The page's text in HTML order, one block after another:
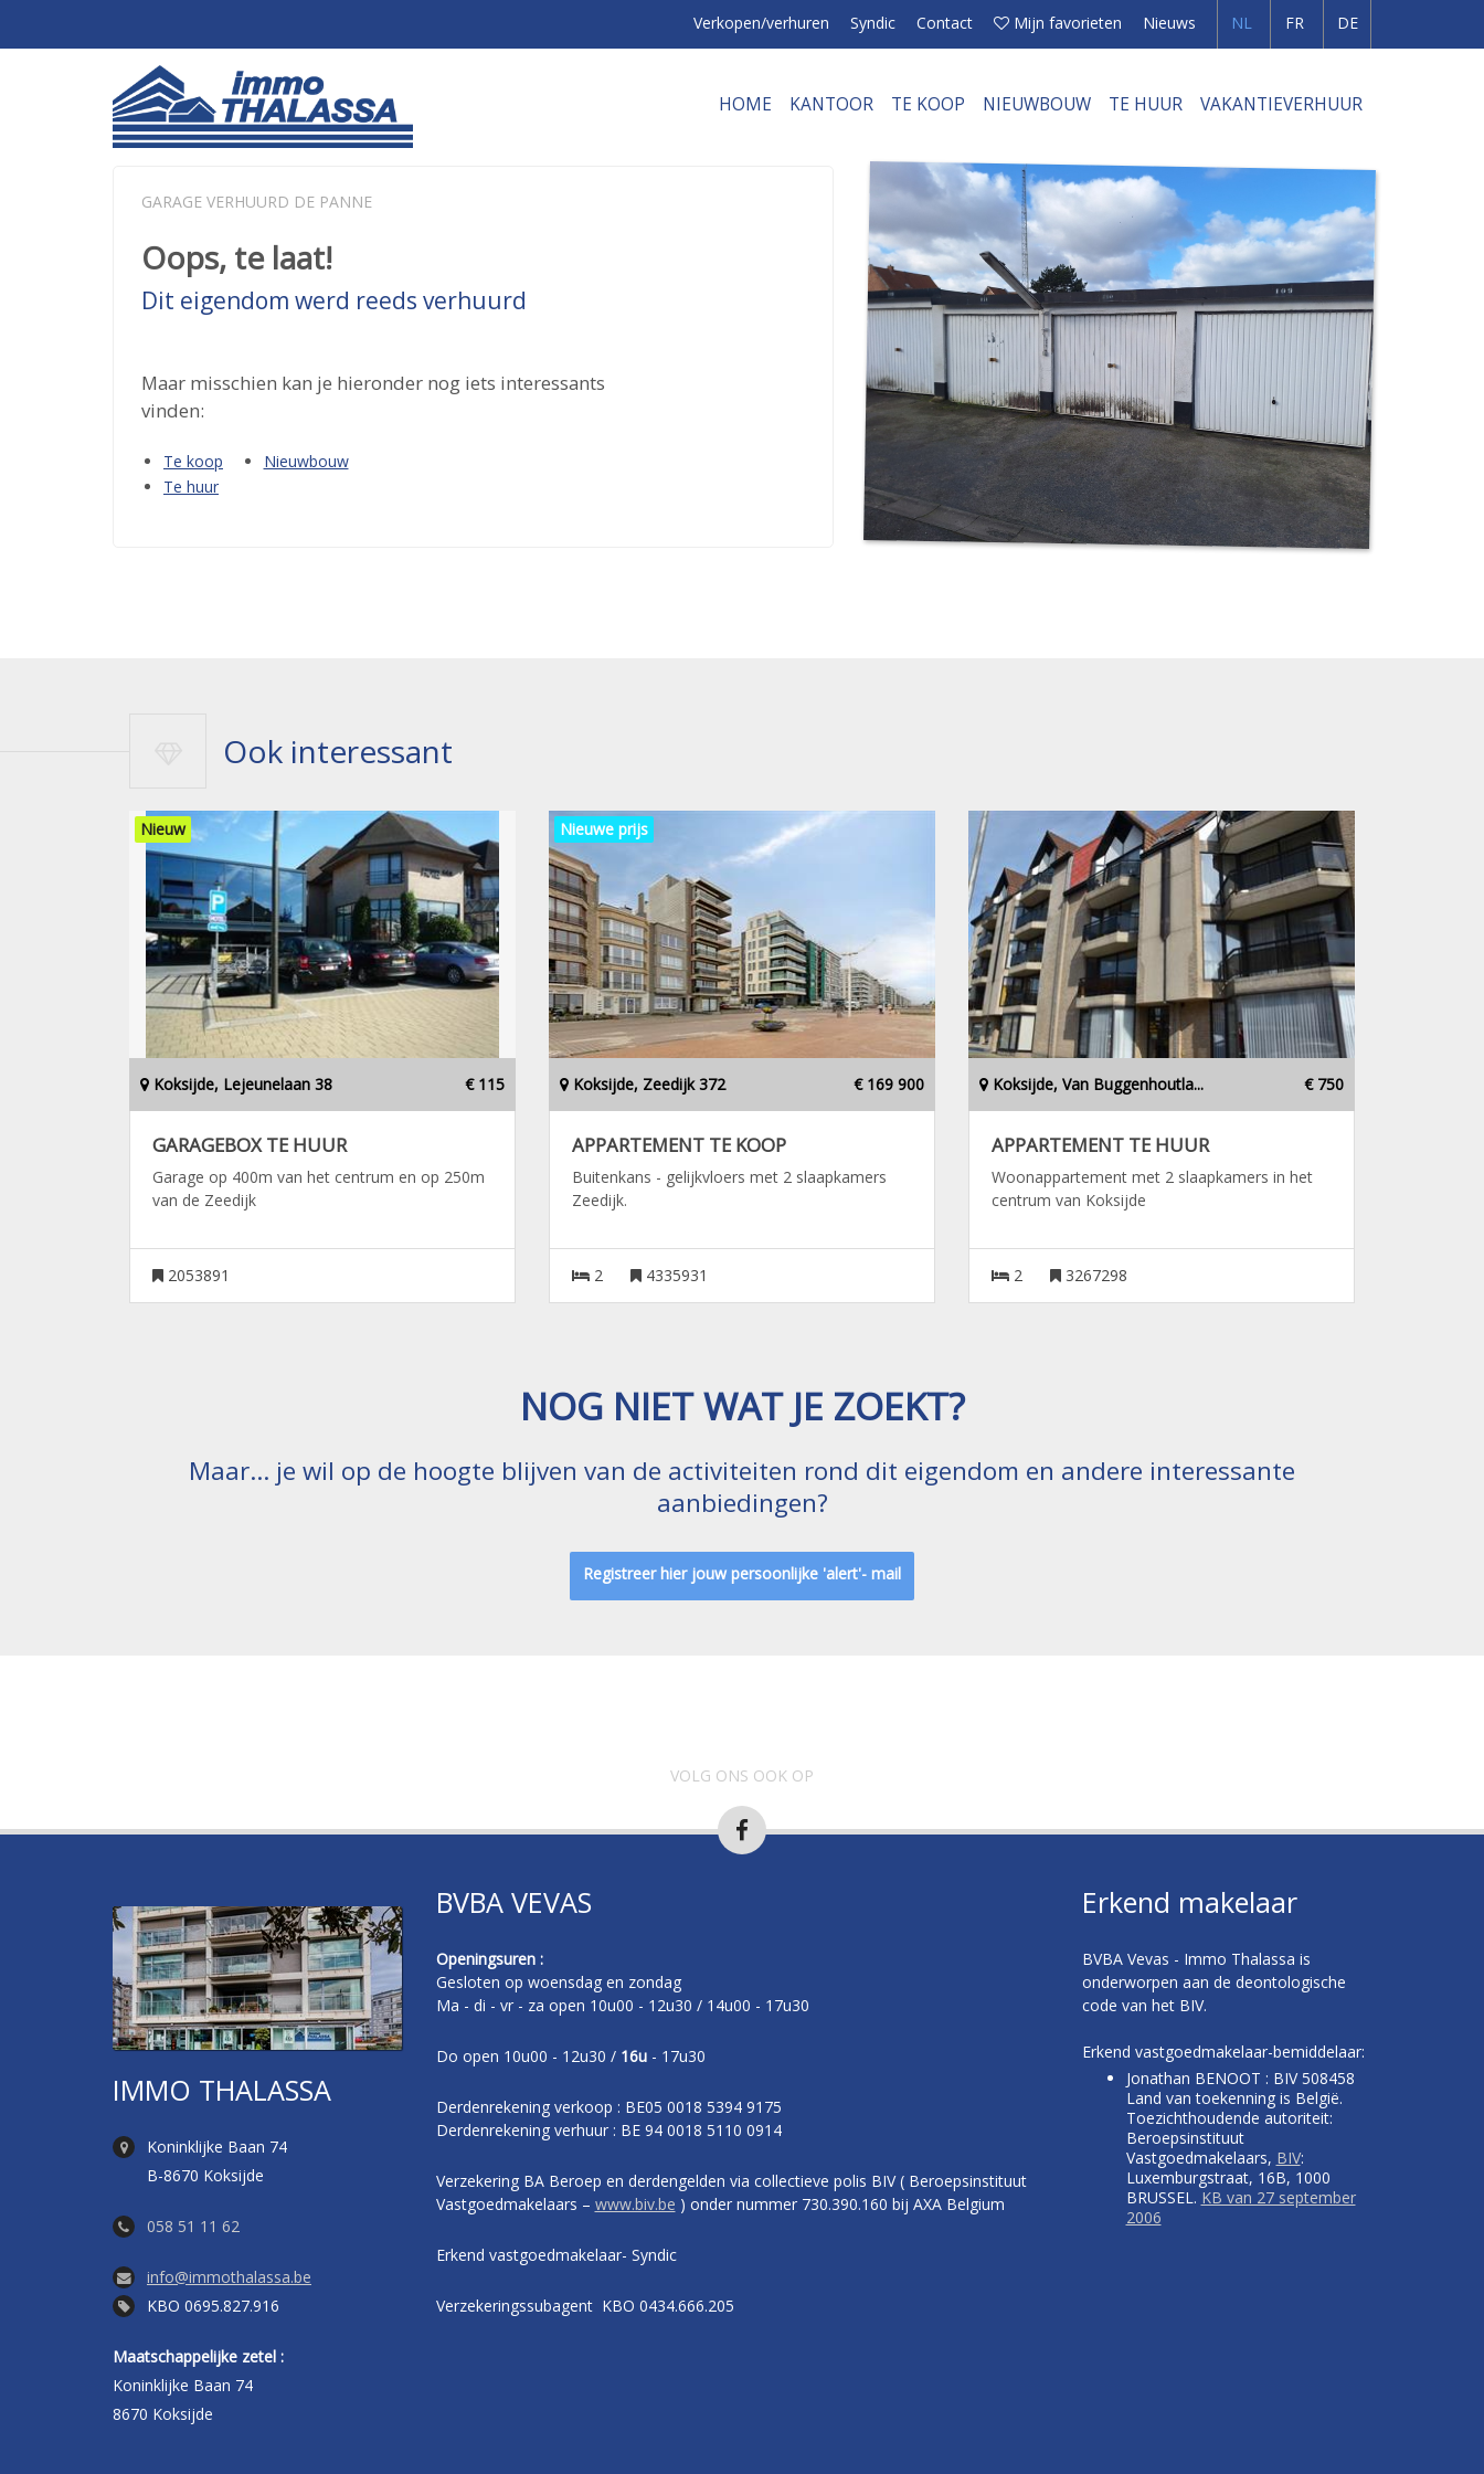
Verkopen/verhuren Syndic Contact Mijn favorieten Nieuws NL FR DE
HOME KANTOOR TE KOOP NIEUWBOUW TE HUUR VAKANTIEVERHUUR
GARAGE VERHUURD DE PANNE
Oops, te laat!
Dit eigendom werd reeds verhuurd
Maar misschien kan je hieronder nog iets interessants
vinden:
Te koop
Nieuwbouw
Te huur
Ook interessant
Nieuw
Koksijde, Lejeunelaan 38 € 115
GARAGEBOX TE HUUR
Garage op 400m van het centrum en op 250m
van de Zeedijk
2053891
Nieuwe prijs
Koksijde, Zeedijk 372 € 169 900
APPARTEMENT TE KOOP
Buitenkans - gelijkvloers met 2 slaapkamers
Zeedijk.
2 4335931
Koksijde, Van Buggenhoutla... € 750
APPARTEMENT TE HUUR
Woonappartement met 2 slaapkamers in het
centrum van Koksijde
2 3267298
NOG NIET WAT JE ZOEKT?
Maar... je wil op de hoogte blijven van de activiteiten rond dit eigendom en andere interessante
aanbiedingen?
Registreer hier jouw persoonlijke 'alert'- mail
VOLG ONS OOK OP
IMMO THALASSA
Koninklijke Baan 74
B-8670 Koksijde
058 51 11 62
info@immothalassa.be
KBO 0695.827.916
Maatschappelijke zetel :
Koninklijke Baan 74
8670 Koksijde
BVBA VEVAS
Openingsuren :
Gesloten op woensdag en zondag
Ma - di - vr - za open 10u00 - 12u30 / 14u00 - 17u30
Do open 10u00 - 12u30 / 16u - 17u30
Derdenrekening verkoop : BE05 0018 5394 9175
Derdenrekening verhuur : BE 94 0018 5110 0914
Verzekering BA Beroep en derdengelden via collectieve polis BIV ( Beroepsinstituut
Vastgoedmakelaars – www.biv.be ) onder nummer 730.390.160 bij AXA Belgium
Erkend vastgoedmakelaar- Syndic
Verzekeringssubagent KBO 0434.666.205
Erkend makelaar
BVBA Vevas - Immo Thalassa is
onderworpen aan de deontologische
code van het BIV.
Erkend vastgoedmakelaar-bemiddelaar:
Jonathan BENOOT : BIV 508458
Land van toekenning is België.
Toezichthoudende autoriteit:
Beroepsinstituut
Vastgoedmakelaars, BIV:
Luxemburgstraat, 16B, 1000
BRUSSEL. KB van 27 september
2006